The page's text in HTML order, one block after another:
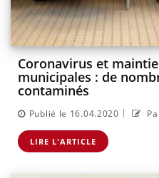
Coronavirus et
municipales : de
contaminés
Publié le 16.04.2020 |
LIRE L'ARTICLE